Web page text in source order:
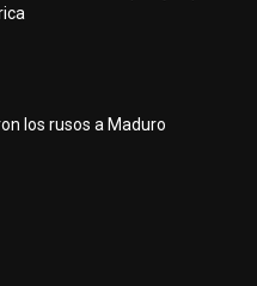
los rusos a Maduro